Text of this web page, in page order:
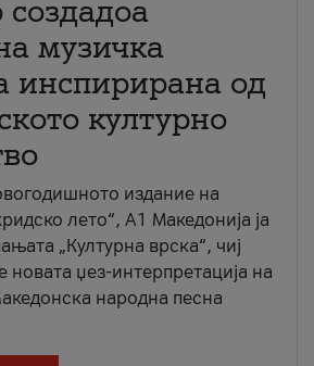
создадоа
музичка
инспирирана од
културно
издание на
лето“, А1 Македонија ја
„Културна врска“, чиј
новата џез-интерпретација на
народна песна